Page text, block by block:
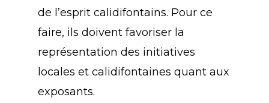
de l’esprit calidifontains. Pour ce
faire, ils doivent favoriser la
représentation des initiatives
locales et calidifontaines quant aux
exposants.